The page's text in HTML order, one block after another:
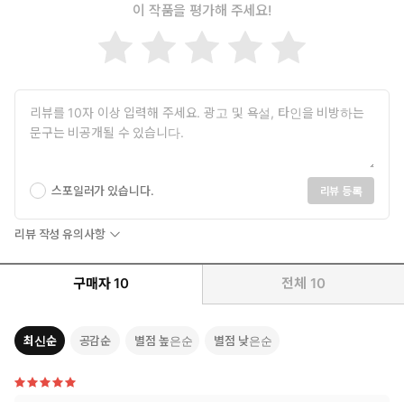
이 작품을 평가해 주세요!
스포일러가 있습니다. 리뷰 등록
리뷰 작성 유의사항
구매자 10 전체 10
최신순 공감순 별점 높은순 별점 낮은순